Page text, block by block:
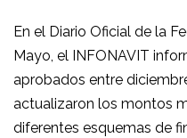
En el Diario Oficial de la
Mayo, el INFONAVIT
aprobados entre
actualizaron los montos
diferentes esquemas de